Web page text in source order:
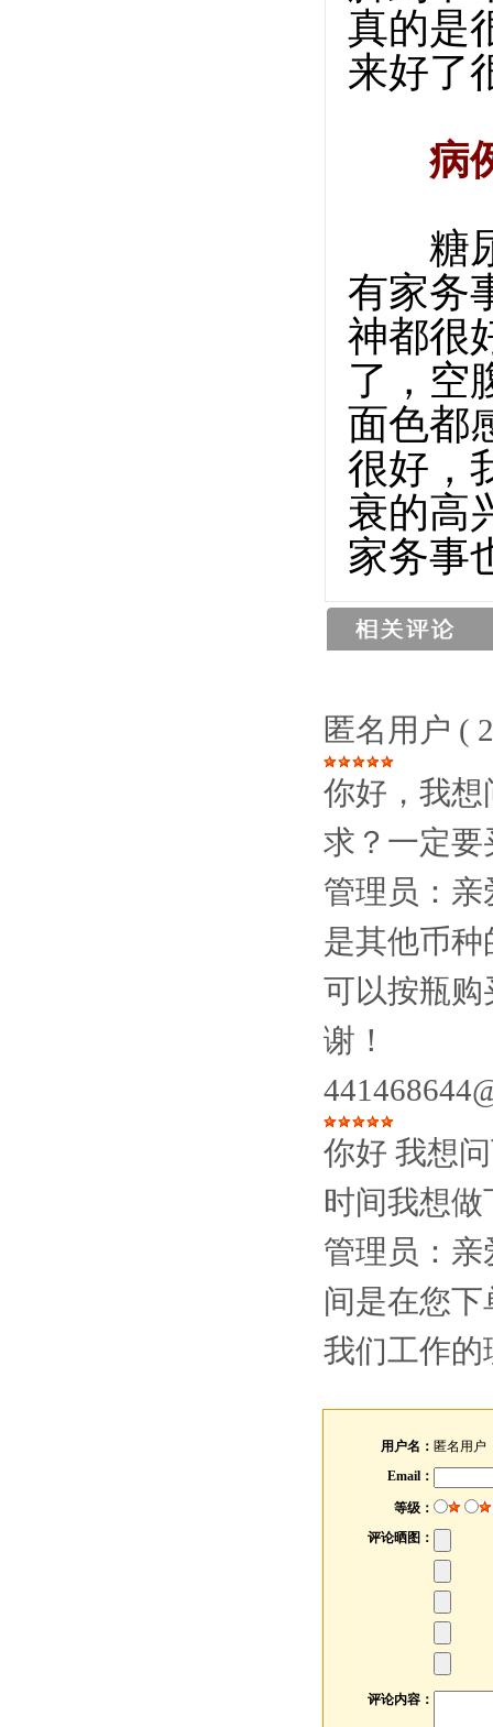
真的是
来好了
病
糖尿
有家务
神都很
了，空
面色都
很好，
衰的高
家务事
匿名用户 (
你好，我
求？一定
管理员： 亲
是其他币
可以按瓶
谢！
你好 我想
时间我想做
管理员： 亲
间是在您
我们工作
用户名： 匿名用户
Email：
等级：
评论晒图：
评论内容：